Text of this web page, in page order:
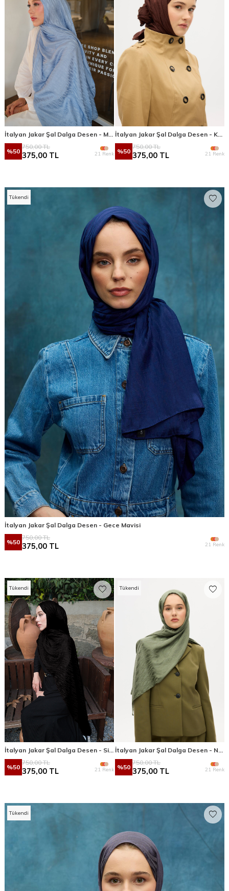
%50
750,00TL
375,00 TL 21 Renk %50
750,00TL
375,00 TL 21 Renk
Tükendi
İtalyan Jakar Şal Dalga Desen - Gece Mavisi
%50
750,00TL
375,00 TL 21 Renk
Tükendi
%50
750,00TL
375,00 TL 21 Renk
Tükendi
%50
750,00TL
375,00 TL 21 Renk
Tükendi